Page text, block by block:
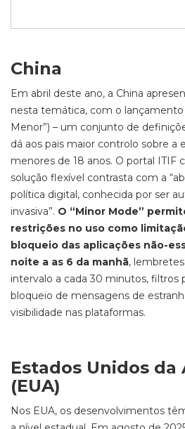
China
Em abril deste ano, a China
nesta temática, com o lançamento
Menor”) – um conjunto de
dá aos pais maior controlo sobre a
menores de 18 anos. O portal ITIF
solução flexível contrasta com a
política digital, conhecida por ser
invasiva”. O “Minor Mode”
restrições no uso como
bloqueio das aplicações não-
noite a as 6 da manhã,
intervalo a cada 30 minutos, filtros
bloqueio de mensagens de
visibilidade nas plataformas.
Estados Unidos da
(EUA)
Nos EUA, os desenvolvimentos